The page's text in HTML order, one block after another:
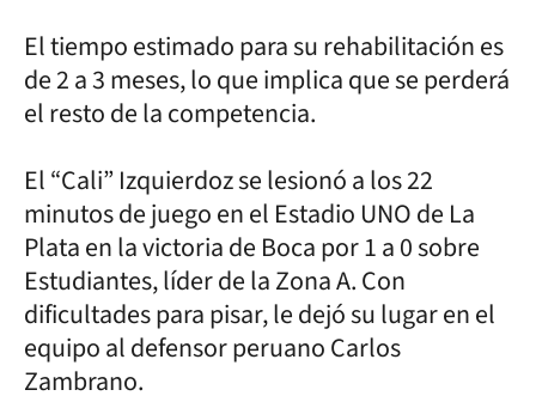
El tiempo estimado para su rehabilitación es
de 2 a 3 meses, lo que implica que se perderá
el resto de la competencia.
El “Cali” Izquierdoz se lesionó a los 22
minutos de juego en el Estadio UNO de La
Plata en la victoria de Boca por 1 a 0 sobre
Estudiantes, líder de la Zona A. Con
dificultades para pisar, le dejó su lugar en el
equipo al defensor peruano Carlos
Zambrano.